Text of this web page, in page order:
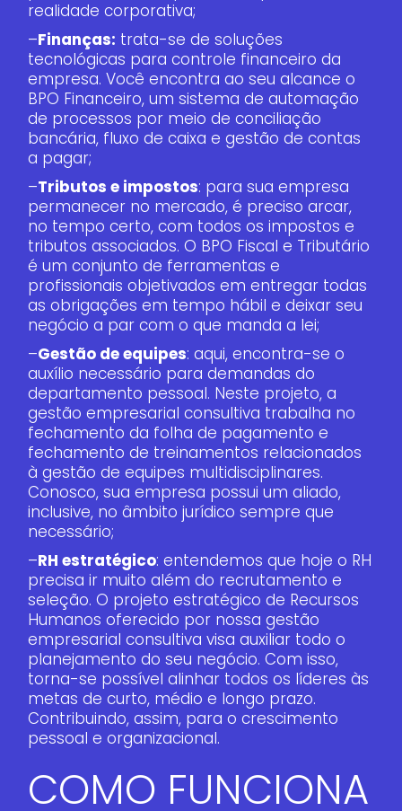
realidade corporativa;
–Finanças: trata-se de soluções
tecnológicas para controle financeiro da
empresa. Você encontra ao seu alcance o
BPO Financeiro, um sistema de automação
de processos por meio de conciliação
bancária, fluxo de caixa e gestão de contas
a pagar;
–Tributos e impostos: para sua empresa
permanecer no mercado, é preciso arcar,
no tempo certo, com todos os impostos e
tributos associados. O BPO Fiscal e Tributário
é um conjunto de ferramentas e
profissionais objetivados em entregar todas
as obrigações em tempo hábil e deixar seu
negócio a par com o que manda a lei;
–Gestão de equipes: aqui, encontra-se o
auxílio necessário para demandas do
departamento pessoal. Neste projeto, a
gestão empresarial consultiva trabalha no
fechamento da folha de pagamento e
fechamento de treinamentos relacionados
à gestão de equipes multidisciplinares.
Conosco, sua empresa possui um aliado,
inclusive, no âmbito jurídico sempre que
necessário;
–RH estratégico: entendemos que hoje o RH
precisa ir muito além do recrutamento e
seleção. O projeto estratégico de Recursos
Humanos oferecido por nossa gestão
empresarial consultiva visa auxiliar todo o
planejamento do seu negócio. Com isso,
torna-se possível alinhar todos os líderes às
metas de curto, médio e longo prazo.
Contribuindo, assim, para o crescimento
pessoal e organizacional.
COMO FUNCIONA